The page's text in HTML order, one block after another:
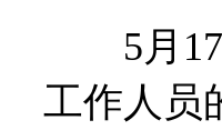
5月17
工作人员